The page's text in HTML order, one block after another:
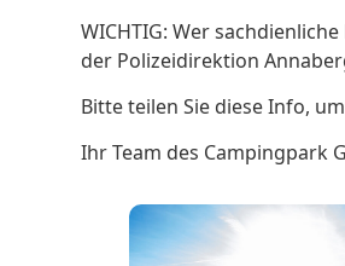
WICHTIG: Wer
der Polizeidirektion
Bitte teilen Sie diese Info,
Ihr Team des Campingpark